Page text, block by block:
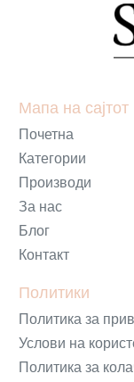
Мапа на сајтот
Почетна
Категории
Производи
За нас
Блог
Контакт
Политики
Политика за
Услови на
Политика за